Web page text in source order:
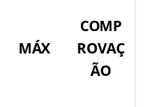
MÁX
COMP
ROVAÇ
ÃO